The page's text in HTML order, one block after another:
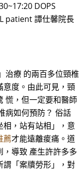
DOPS
patient 譚仕馨院長
治療 的兩百多位頸椎
意度。由此可見，頸
慌，但一定要和醫師
病如何預防？ 俗話
，站有站相」，意
薦才能遠離痠痛。道
導致 產生許許多多
謂「案牘勞形」，對